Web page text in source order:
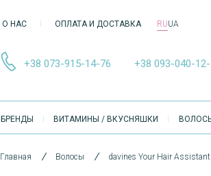
О НАС ОПЛАТА И ДОСТАВКА RUUA
+38 073-915-14-76 +38 093-040-
НАВІҐАЦІЯ
БРЕНДЫ ВИТАМИНЫ / ВКУСНЯШКИ
Главная Волосы davines Your Hair